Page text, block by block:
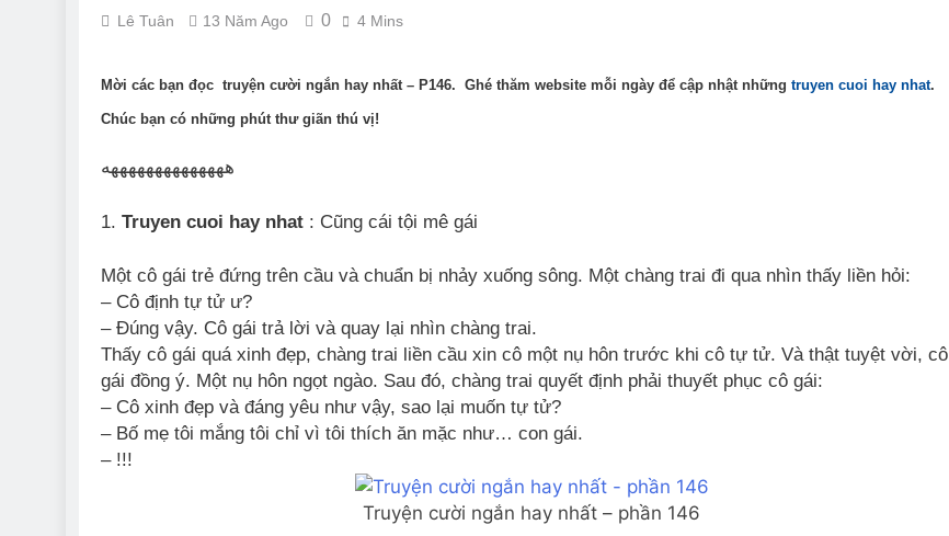
7 Năm Ago
Lê Tuân 13 Năm Ago 0 4 Mins
Mời các bạn đọc truyện cười ngắn hay nhất – P146. Ghé thăm website mỗi ngày để cập nhật những truyen cuoi hay nhat.
Chúc bạn có những phút thư giãn thú vị!
ههههههههههههههه
1. Truyen cuoi hay nhat : Cũng cái tội mê gái
Một cô gái trẻ đứng trên cầu và chuẩn bị nhảy xuống sông. Một chàng trai đi qua nhìn thấy liền hỏi:
– Cô định tự tử ư?
– Đúng vậy. Cô gái trả lời và quay lại nhìn chàng trai.
Thấy cô gái quá xinh đẹp, chàng trai liền cầu xin cô một nụ hôn trước khi cô tự tử. Và thật tuyệt vời, cô
gái đồng ý. Một nụ hôn ngọt ngào. Sau đó, chàng trai quyết định phải thuyết phục cô gái:
– Cô xinh đẹp và đáng yêu như vậy, sao lại muốn tự tử?
– Bố mẹ tôi mắng tôi chỉ vì tôi thích ăn mặc như… con gái.
– !!!
Truyện cười ngắn hay nhất – phần 146